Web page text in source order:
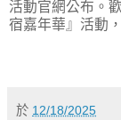
活動官網公布。
宿嘉年華』活動
於 12/18/2025